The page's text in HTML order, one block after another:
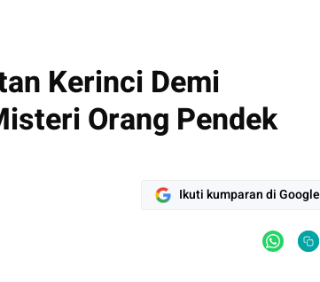
Kerinci Demi
Orang Pendek
Ikuti kumparan di Google